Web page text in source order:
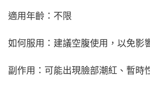
適用年齡：不限
如何服用：建議空腹使用，以免影
副作用：可能出現臉部潮紅、暫時